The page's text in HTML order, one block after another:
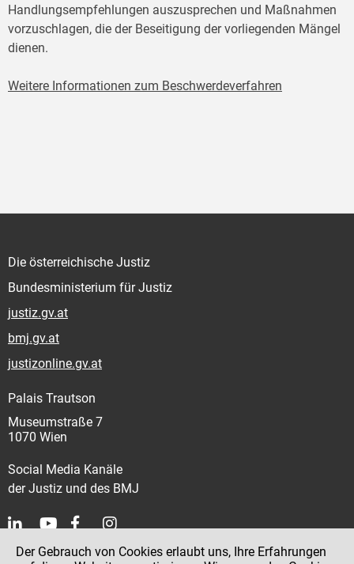
Handlungsempfehlungen auszusprechen und Maßnahmen
vorzuschlagen, die der Beseitigung der vorliegenden Mängel
dienen.
Weitere Informationen zum Beschwerdeverfahren
Die österreichische Justiz
Bundesministerium für Justiz
justiz.gv.at
bmj.gv.at
justizonline.gv.at
Palais Trautson
Museumstraße 7
1070 Wien
Social Media Kanäle
der Justiz und des BMJ
Kontakt
Der Gebrauch von Cookies erlaubt uns, Ihre Erfahrungen